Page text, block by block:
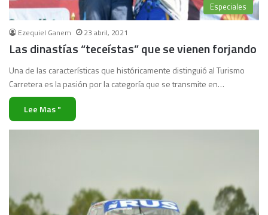
Especiales
Ezequiel Ganem 23 abril, 2021
Las dinastías “teceístas” que se vienen forjando
Una de las características que históricamente distinguió al Turismo
Carretera es la pasión por la categoría que se transmite en…
Lee Mas "